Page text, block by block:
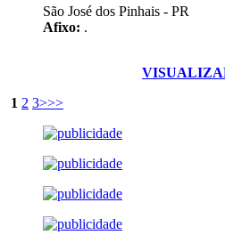
São José dos Pinhais - PR
Afixo: .
1 2 3>>>